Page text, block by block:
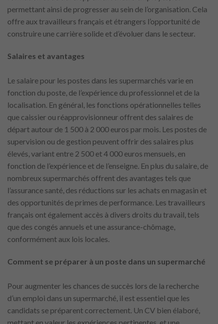
permettant ainsi de progresser au sein de l’organisation. Cela
offre aux travailleurs français et étrangers l’opportunité de
construire une carrière solide et d’évoluer dans le secteur.
Salaires et avantages
Le salaire pour les postes dans les supermarchés varie en
fonction du poste, de l’expérience du professionnel et de la
localisation. En général, les fonctions opérationnelles telles
que caissier ou réapprovisionneur offrent des salaires de
départ autour de 1 500 à 2 000 euros par mois. Les postes de
supervision ou de gestion peuvent offrir des salaires plus
élevés, variant entre 2 500 et 4 000 euros mensuels, en
fonction de l’expérience et de l’enseigne. En plus du salaire, de
nombreux supermarchés offrent des avantages tels que
l’assurance santé, des réductions sur les achats en magasin et
des opportunités de primes de performance. Les travailleurs
français ont également accès à divers droits du travail, tels
que des congés annuels et une assurance-chômage,
conformément aux lois locales.
Comment se préparer à un poste dans un supermarché
Pour augmenter les chances de succès lors de la recherche
d’un emploi dans un supermarché, il est essentiel que les
candidats se préparent correctement. Un CV bien élaboré,
mettant en valeur les expériences pertinentes, et une